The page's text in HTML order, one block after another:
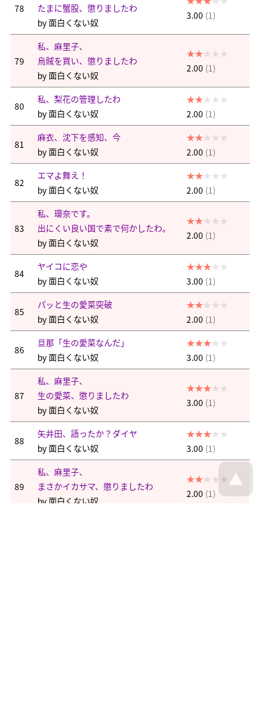
78
たまに蟹股、懲りましたわ
by面白くない奴
3.00 (1)
79
私、麻里子、
烏賊を買い、懲りましたわ
by面白くない奴
2.00 (1)
80
私、梨花の管理したわ
by面白くない奴 2.00 (1)
81
麻衣、沈下を感知、今
by面白くない奴 2.00 (1)
82
エマよ舞え！
by面白くない奴 2.00 (1)
83
私、環奈です。
出にくい良い国で素で何かしたわ。
by面白くない奴
2.00 (1)
84
ヤイコに恋や
by面白くない奴 3.00 (1)
85
パッと生の愛菜突破
by面白くない奴 2.00 (1)
86
旦那「生の愛菜なんだ」
by面白くない奴 3.00 (1)
87
私、麻里子、
生の愛菜、懲りましたわ
by面白くない奴
3.00 (1)
88
矢井田、語ったか？ダイヤ
by面白くない奴 3.00 (1)
89
私、麻里子、
まさかイカサマ、懲りましたわ
by面白くない奴
2.00 (1)